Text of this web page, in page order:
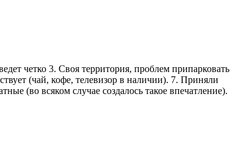
четко 3. Своя территория, проблем припарковать
(чай, кофе, телевизор в наличии). 7. Приняли
(во всяком случае создалось такое впечатление).